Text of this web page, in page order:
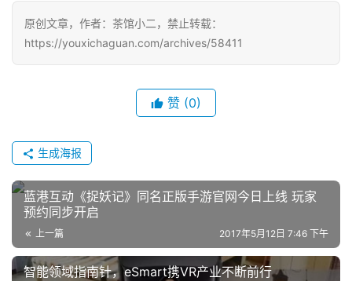
站
中
国
)
原创文章，作者：茶馆小二，禁止转载：
https://youxichaguan.com/archives/58411
赞 (0)
生成海报
蓝港互动《捉妖记》同名正版手游官网今日上线 玩家
预约同步开启
上一篇 2017年5月12日 7:46 下午
智能领域指南针，eSmart携VR产业不断前行